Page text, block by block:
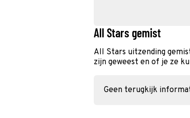
All Stars gemist
All Stars uitzending
zijn geweest en of je ze
Geen terugkijk